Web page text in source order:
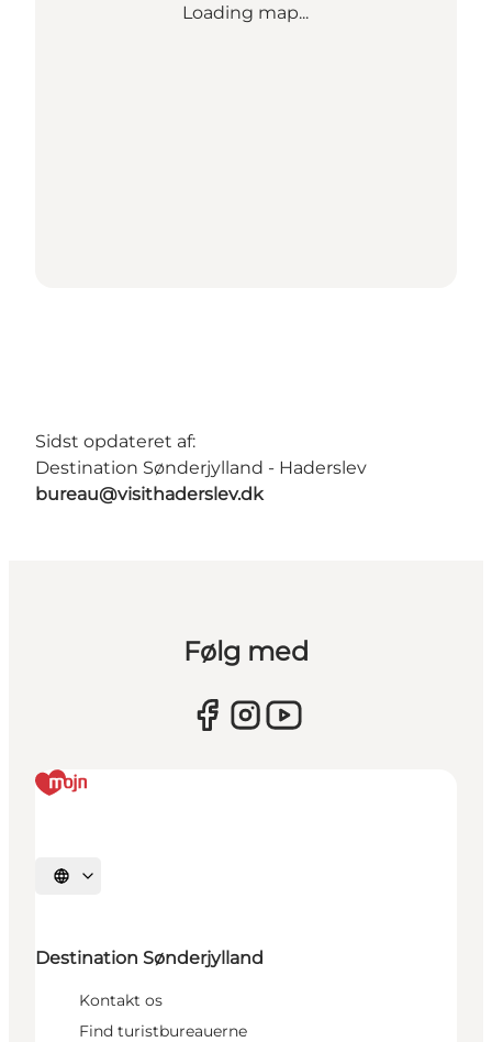
Loading map...
Sidst opdateret af:
Destination Sønderjylland - Haderslev
bureau@visithaderslev.dk
Følg med
Vælg sprog
Destination Sønderjylland
Kontakt os
Find turistbureauerne